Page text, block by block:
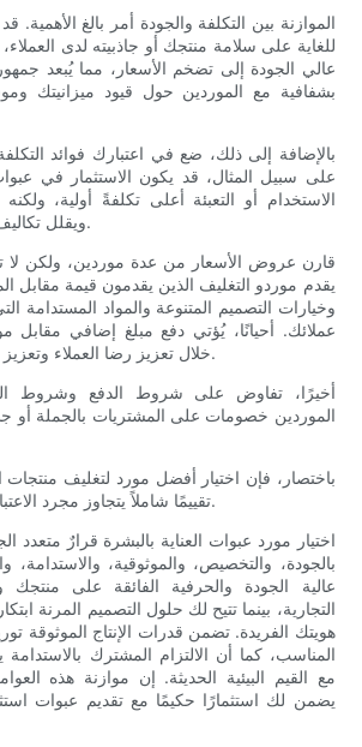
الموازنة بين التكلفة والجودة أمر بالغ الأهمية.
للغاية على سلامة منتجك أو جاذبيته لدى العملاء،
عالي الجودة إلى تضخم الأسعار، مما يُبعد
بشفافية مع الموردين حول قيود ميزانيتك
بالإضافة إلى ذلك، ضع في اعتبارك فوائد
على سبيل المثال، قد يكون الاستثمار في
الاستخدام أو التعبئة أعلى تكلفةً أولية،
ويقلل تكاليف إعادة التعبئة مستقبلًا.
قارن عروض الأسعار من عدة موردين، ولكن لا
يقدم موردو التغليف الذين يقدمون قيمة مقابل
وخيارات التصميم المتنوعة والمواد المستدامة
عملائك. أحيانًا، يُؤتي دفع مبلغ إضافي مقابل
خلال تعزيز رضا العملاء وتعزيز مكانة العلامة التجارية.
أخيرًا، تفاوض على شروط الدفع وشروط
الموردين خصومات على المشتريات بالجملة أو
باختصار، فإن اختيار أفضل مورد لتغليف منتجات
تقييمًا شاملاً يتجاوز مجرد الاعتبارات المتعلقة بالتكلفة.
اختيار مورد عبوات العناية بالبشرة قرارٌ متعدد
بالجودة، والتخصيص، والموثوقية، والاستدامة،
عالية الجودة والحرفية الفائقة على
التجارية، بينما تتيح لك حلول التصميم المرنة
هويتك الفريدة. تضمن قدرات الإنتاج الموثوقة
المناسب، كما أن الالتزام المشترك
مع القيم البيئية الحديثة. إن موازنة هذه
يضمن لك استثمارًا حكيمًا مع تقديم عبوات